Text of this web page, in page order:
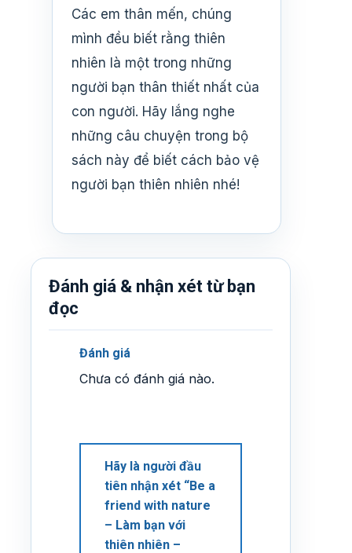
Các em thân mến, chúng
mình đều biết rằng thiên
nhiên là một trong những
người bạn thân thiết nhất của
con người. Hãy lắng nghe
những câu chuyện trong bộ
sách này để biết cách bảo vệ
người bạn thiên nhiên nhé!
Đánh giá & nhận xét từ bạn
đọc
Đánh giá
Chưa có đánh giá nào.
Hãy là người đầu
tiên nhận xét “Be a
friend with nature
– Làm bạn với
thiên nhiên –